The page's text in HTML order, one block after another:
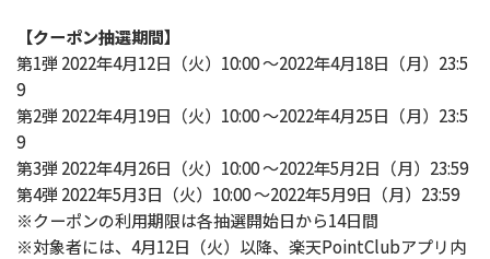
【クーポン抽選期間】
第1弾 2022年4月12日（火）10:00 ～2022年4月18日（月）23:5
9
第2弾 2022年4月19日（火）10:00 ～2022年4月25日（月）23:5
9
第3弾 2022年4月26日（火）10:00 ～2022年5月2日（月）23:59
第4弾 2022年5月3日（火）10:00 ～2022年5月9日（月）23:59
※クーポンの利用期限は各抽選開始日から14日間
※対象者には、4月12日（火）以降、楽天PointClubアプリ内